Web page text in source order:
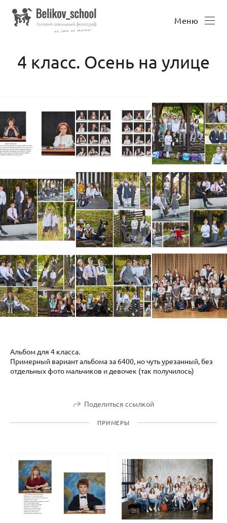
Меню
4 класс. Осень на улице
Альбом для 4 класса.
Примерный вариант альбома за 6400, но чуть урезанный, без
отдельных фото мальчиков и девочек (так получилось)
Поделиться ссылкой
ПРИМЕРЫ